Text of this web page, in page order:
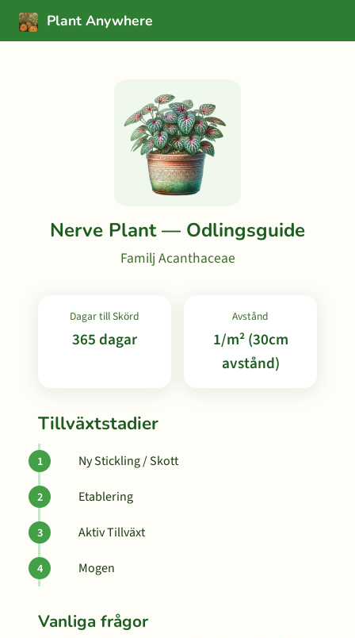
Plant Anywhere
Nerve Plant — Odlingsguide
Familj Acanthaceae
Dagar till Skörd
365 dagar
Avstånd
1/m² (30cm
avstånd)
Tillväxtstadier
Ny Stickling / Skott
Etablering
Aktiv Tillväxt
Mogen
Vanliga frågor